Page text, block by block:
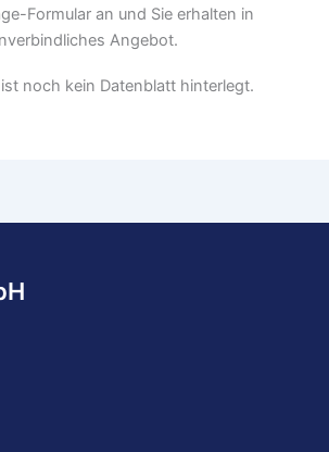
Formular an und Sie erhalten in
Angebot.
noch kein Datenblatt hinterlegt.